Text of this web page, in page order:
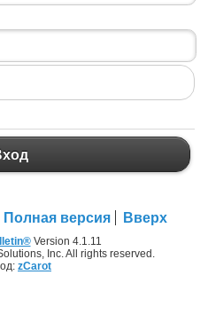
Полная версия Вверх
Version 4.1.11
Inc. All rights reserved.
zCarot